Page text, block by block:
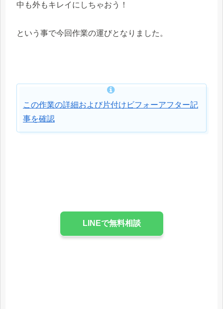
中も外もキレイにしちゃおう！
という事で今回作業の運びとなりました。
この作業の詳細および片付けビフォーアフター記
事を確認
LINEで無料相談